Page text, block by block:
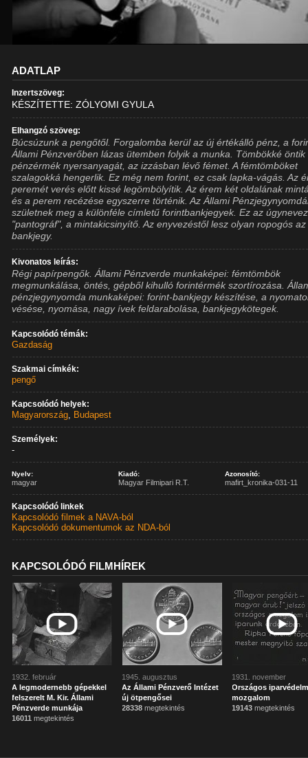
ADATLAP
Inzertszöveg:
KÉSZÍTETTE: ZÓLYOMI GYULA
Elhangzó szöveg:
Búcsúzunk a pengőtől. Forgalomba kerül az új értékálló pénz, a
Állami Pénzverőben lázas ütemben folyik a munka. Tömbökké öntik
pénzérmék nyersanyagát, az izzásban lévő fémet. A fémtömböket
szalagokká hengerlik. Ez még nem forint, ez csak lapka-vágás. Az
peremét verés előtt kissé legömbölyítik. Az érem két oldalának
és a perem recézése egyszerre történik. Az Állami
születnek meg a különféle címletű forintbankjegyek. Ez az
"pantográf", a mintakicsinyítő. Az enyvezéstől lesz olyan ropogós
bankjegy.
Kivonatos leírás:
Régi papírpengők. Állami Pénzverde munkaképei: fémtömbök
megmunkálása, öntés, gépből kihulló forintérmék szortírozása.
pénzjegynyomda munkaképei: forint-bankjegy készítése, a
vésése, nyomása, nagy ívek feldarabolása, bankjegykötegek.
Kapcsolódó témák:
Gazdaság
Szakmai címkék:
pengő
Kapcsolódó helyek:
Magyarország, Budapest
Személyek:
-
Nyelv:
magyar
Kiadó:
Magyar Filmipari R.T.
Azonosító:
mafirt_kronika-031-11
Kapcsolódó linkek
Kapcsolódó filmek a NAVA-ból
Kapcsolódó dokumentumok az NDA-ból
KAPCSOLÓDÓ FILMHÍREK
1932. február
A legmodernebb gépekkel
felszerelt M. Kir. Állami
Pénzverde munkája
16011 megtekintés
1945. augusztus
Az Állami Pénzverő Intézet
új ötpengősei
28338 megtekintés
1931. november
Országos
mozgalom
19143 megtekintés